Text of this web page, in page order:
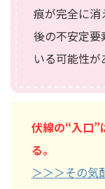
痕が完全に消
後の不安定要
いる可能性が
伏線の“入口”
る。
＞＞＞その気